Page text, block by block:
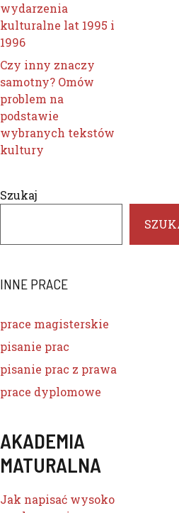
wydarzenia
kulturalne lat 1995 i
1996
Czy inny znaczy
samotny? Omów
problem na
podstawie
wybranych tekstów
kultury
Szukaj
INNE PRACE
prace magisterskie
pisanie prac
pisanie prac z prawa
prace dyplomowe
AKADEMIA
MATURALNA
Jak napisać wysoko